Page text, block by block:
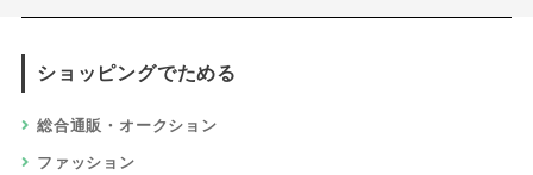
ショッピングでためる
総合通販・オークション
ファッション